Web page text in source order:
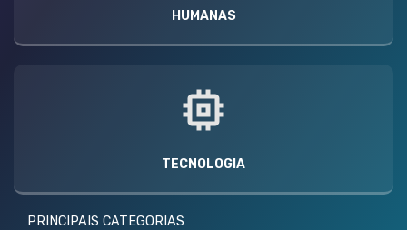
HUMANAS
TECNOLOGIA
PRINCIPAIS CATEGORIAS